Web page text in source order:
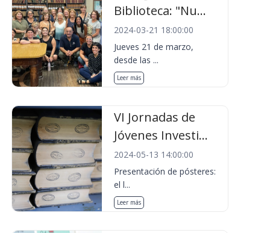
Biblioteca: "Nu...
2024-03-21 18:00:00
Jueves 21 de marzo,
desde las ...
Leer más
VI Jornadas de
Jóvenes Investi...
2024-05-13 14:00:00
Presentación de pósteres:
el l...
Leer más